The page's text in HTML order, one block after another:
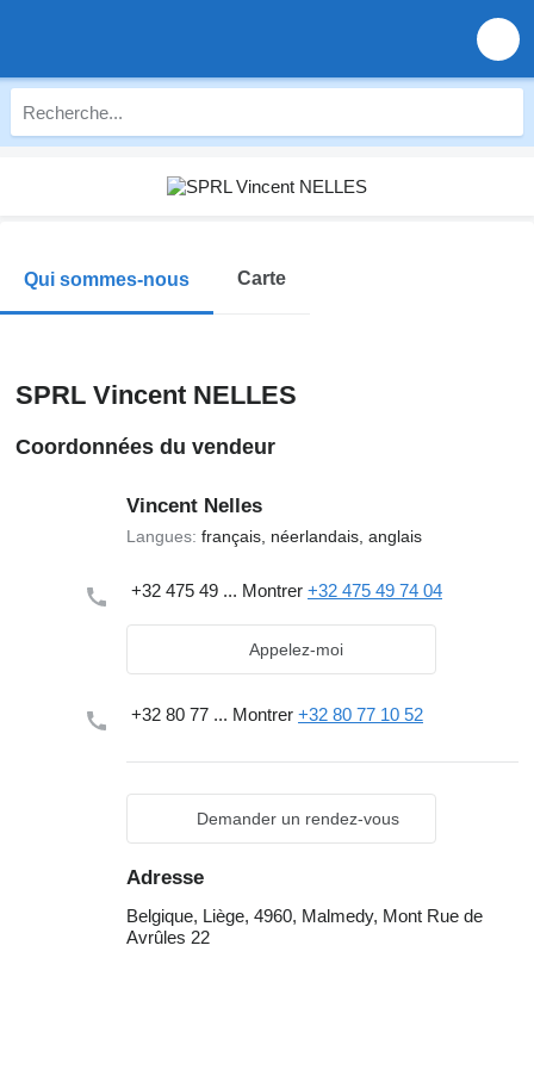
Qui sommes-nous Carte
SPRL Vincent NELLES
Coordonnées du vendeur
Vincent Nelles
Langues: français, néerlandais, anglais
+32 475 49 ... Montrer +32 475 49 74 04
Appelez-moi
+32 80 77 ... Montrer +32 80 77 10 52
Demander un rendez-vous
Adresse
Belgique, Liège, 4960, Malmedy, Mont Rue de
Avrûles 22